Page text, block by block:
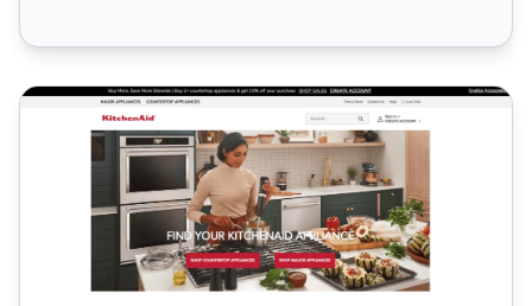
Programma di Affiliazione ShopKitchenAid.com